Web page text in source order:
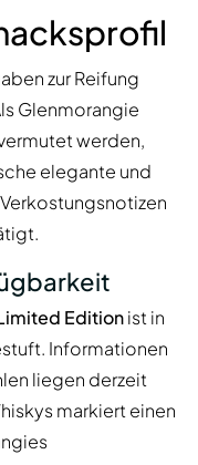
zur Reifung
Glenmorangie
werden,
elegante und
Editionist in
Informationen
liegen derzeit
markiert einen